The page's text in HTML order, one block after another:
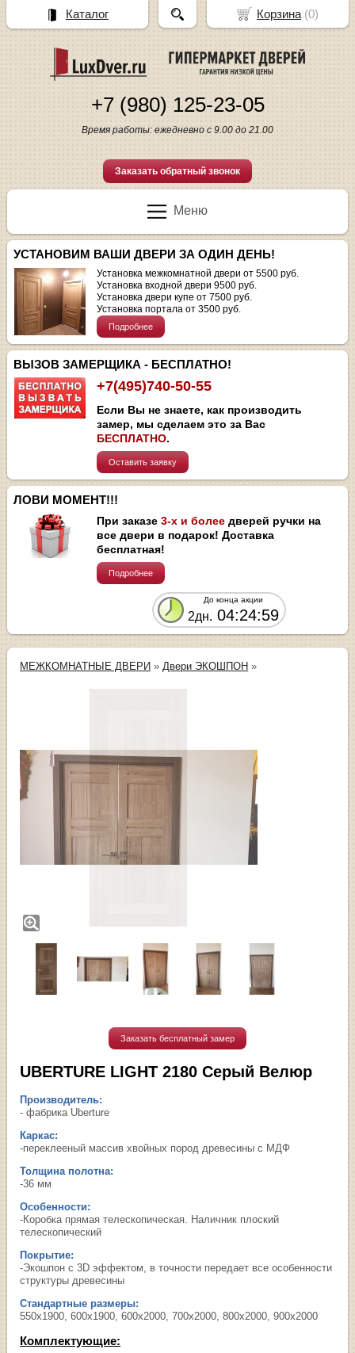
+7 (980) 125-23-05
Время работы: ежедневно с 9.00 до 21.00
Заказать обратный звонок
Меню
УСТАНОВИМ ВАШИ ДВЕРИ ЗА ОДИН ДЕНЬ!
Установка межкомнатной двери от 5500 руб.
Установка входной двери 9500 руб.
Установка двери купе от 7500 руб.
Установка портала от 3500 руб.
Подробнее
ВЫЗОВ ЗАМЕРЩИКА - БЕСПЛАТНО!
+7(495)740-50-55
Если Вы не знаете, как производить
замер, мы сделаем это за Вас
БЕСПЛАТНО.
Оставить заявку
ЛОВИ МОМЕНТ!!!
При заказе3-х и более дверей ручки на
все двери в подарок! Доставка
бесплатная!
Подробнее
До конца акции
2дн. 04:24:59
МЕЖКОМНАТНЫЕ ДВЕРИ » Двери ЭКОШПОН »
Заказать бесплатный замер
UBERTURE LIGHT 2180 Серый Велюр
Производитель:
- фабрика Uberture
Каркас:
-переклееный массив хвойных пород древесины с МДФ
Толщина полотна:
-36 мм
Особенности:
-Коробка прямая телескопическая. Наличник плоский
телескопический
Покрытие:
-Экошпон с 3D эффектом, в точности передает все особенности
структуры древесины
Стандартные размеры:
550х1900, 600х1900, 600х2000, 700х2000, 800х2000, 900х2000
Комплектующие:
Корзина(0)
Каталог